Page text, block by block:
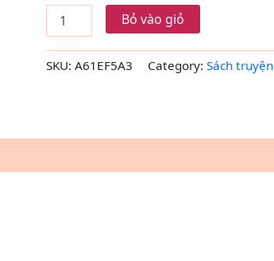
Bỏ vào giỏ
SKU:A61EF5A3 Category:Sách truyện